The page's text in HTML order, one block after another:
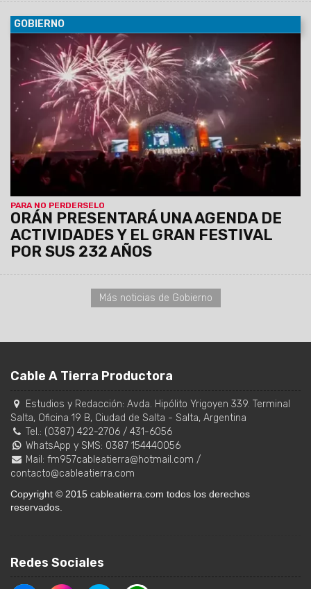
GOBIERNO
PARA NO PERDERSELO
ORÁN PRESENTARÁ UNA AGENDA DE
ACTIVIDADES Y EL GRAN FESTIVAL
POR SUS 232 AÑOS
06/08/2026 La conferencia de prensa se llevará a cabo
este jueves 6 de agosto, a las 11:30, en el Centro Cultural
América de Salta.
Más noticias de Gobierno
Cable A Tierra Productora
Estudios y Redacción: Avda. Hipólito Yrigoyen 339. Terminal
Salta, Oficina 19 B, Ciudad de Salta - Salta, Argentina
Tel.: (0387) 422-2706 / 431-6056
WhatsApp y SMS: 0387 154440056
Mail: fm957cableatierra@hotmail.com /
contacto@cableatierra.com
Copyright © 2015 cableatierra.com todos los derechos
reservados.
Redes Sociales